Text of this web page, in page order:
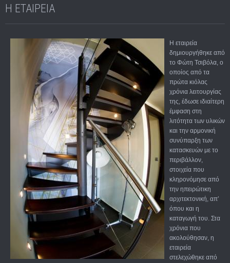
Η ΕΤΑΙΡΕΙΑ
Η εταιρεία
δημιουργήθηκε από
το Φώτη Τσιβόλα, ο
οποίος από τα
πρώτα κιόλας
χρόνια λειτουργίας
της, έδωσε ιδιαίτερη
έμφαση στη
λιτότητα των υλικών
και την αρμονική
συνύπαρξη των
κατασκευών με το
περιβάλλον,
στοιχεία που
κληρονόμησε από
την ηπειρώτικη
αρχιτεκτονική, απ’
όπου και η
καταγωγή του. Στα
χρόνια που
ακολούθησαν, η
εταιρεία
στελεχώθηκε από